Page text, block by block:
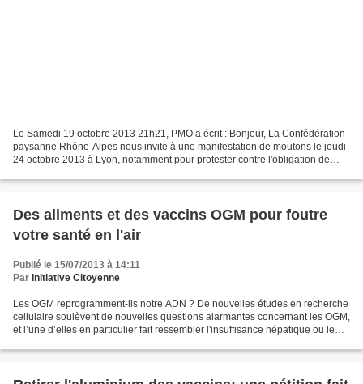
Le Samedi 19 octobre 2013 21h21, PMO a écrit : Bonjour, La Confédération
paysanne Rhône-Alpes nous invite à une manifestation de moutons le jeudi
24 octobre 2013 à Lyon, notamment pour protester contre l'obligation de
Des aliments et des vaccins OGM pour foutre
votre santé en l'air
Publié le 15/07/2013 à 14:11
Par Initiative Citoyenne
Les OGM reprogramment-ils notre ADN ? De nouvelles études en recherche
cellulaire soulèvent de nouvelles questions alarmantes concernant les OGM,
et l’une d’elles en particulier fait ressembler l'insuffisance hépatique ou le